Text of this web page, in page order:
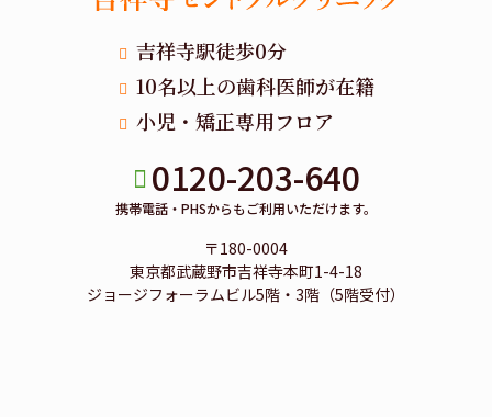
吉祥寺駅徒歩0分
10名以上の歯科医師が在籍
小児・矯正専用フロア
0120-203-640
携帯電話・PHSからもご利用いただけます。
〒180-0004
東京都武蔵野市吉祥寺本町1-4-18
ジョージフォーラムビル5階・3階（5階受付）